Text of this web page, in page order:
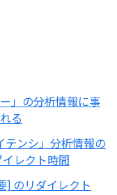
」の分析情報に事
る
テンシ」分析情報の
レクト時間
] のリダイレクト